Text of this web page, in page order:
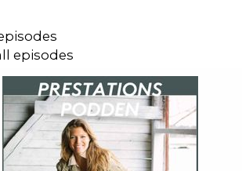
vecka.
episodes